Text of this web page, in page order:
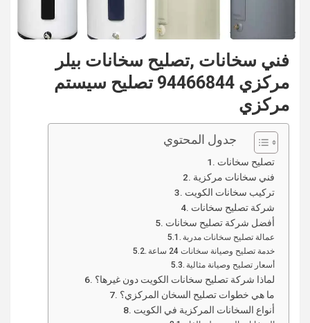
فني سخانات ,تصليح سخانات بيلر
مركزي 94466844 تصليح سيستم
مركزي
جدول المحتوي
تصليح سخانات
فني سخانات مركزية
تركيب سخانات الكويت
شركة تصليح سخانات
أفضل شركة تصليح سخانات
عمالة تصليح سخانات مدربة
خدمة تصليح وصيانة سخانات 24 ساعة
أسعار تصليح وصيانة مثالية
لماذا شركة تصليح سخانات الكويت دون غيرها؟
ما هي خطوات تصليح السخان المركزي؟
أنواع السخانات المركزية في الكويت